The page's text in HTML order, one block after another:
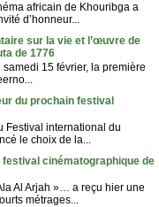
africain de Khouribga a
d’honneur...
sur la vie et l’œuvre de
de 1776
15 février, la première
du prochain festival
Festival international du
le choix de la...
cinématographique de
Al Arjah »… a reçu hier une
métrages...